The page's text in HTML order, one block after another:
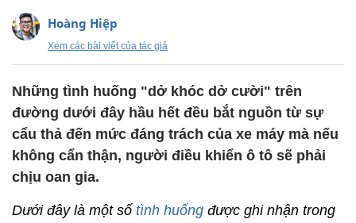
Hoàng Hiệp
Xem các bài viết của tác giả
Những tình huống "dở khóc dở cười" trên
đường dưới đây hầu hết đều bắt nguồn từ sự
cẩu thả đến mức đáng trách của xe máy mà nếu
không cẩn thận, người điều khiển ô tô sẽ phải
chịu oan gia.
Dưới đây là một số tình huống được ghi nhận trong